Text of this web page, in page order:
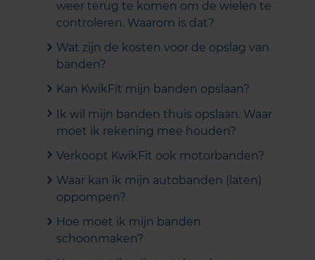
weer terug te komen om de wielen te
controleren. Waarom is dat?
Wat zijn de kosten voor de opslag van
banden?
Kan KwikFit mijn banden opslaan?
Ik wil mijn banden thuis opslaan. Waar
moet ik rekening mee houden?
Verkoopt KwikFit ook motorbanden?
Waar kan ik mijn autobanden (laten)
oppompen?
Hoe moet ik mijn banden
schoonmaken?